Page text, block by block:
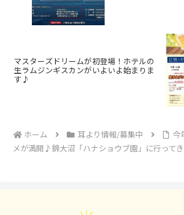
マスターズドリームが初登場！ホテルの
生ラムジンギスカンがいよいよ始まりま
す♪
ホーム 耳より情報/募集中
今
メが満開♪錦大沼「ハナショウブ園」に行って